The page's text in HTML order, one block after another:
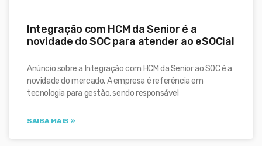
Integração com HCM da Senior é a
novidade do SOC para atender ao eSOCial
Anúncio sobre a Integração com HCM da Senior ao SOC é a
novidade do mercado. A empresa é referência em
tecnologia para gestão, sendo responsável
SAIBA MAIS »